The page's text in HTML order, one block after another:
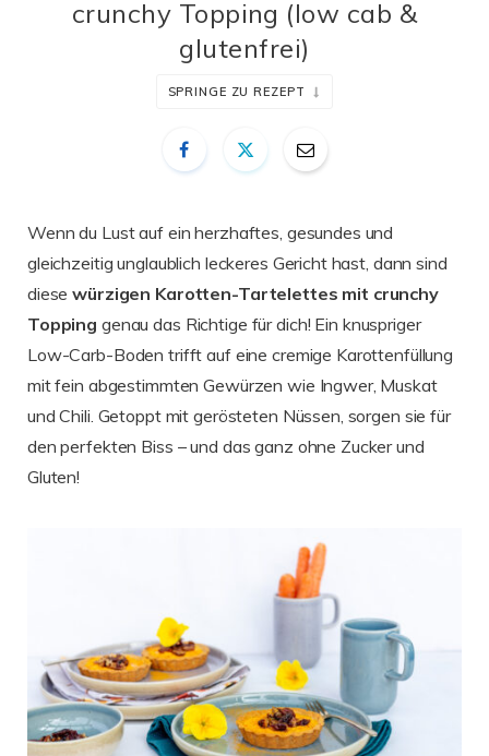
crunchy Topping (low cab &
glutenfrei)
SPRINGE ZU REZEPT
Wenn du Lust auf ein herzhaftes, gesundes und
gleichzeitig unglaublich leckeres Gericht hast, dann sind
diesewürzigen Karotten-Tartelettes mit crunchy
Topping genau das Richtige für dich! Ein knuspriger
Low-Carb-Boden trifft auf eine cremige Karottenfüllung
mit fein abgestimmten Gewürzen wie Ingwer, Muskat
und Chili. Getoppt mit gerösteten Nüssen, sorgen sie für
den perfekten Biss – und das ganz ohne Zucker und
Gluten!